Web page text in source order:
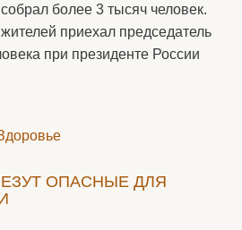
более 3 тысяч человек.
приехал председатель
при президенте России
ОПАСНЫЕ ДЛЯ